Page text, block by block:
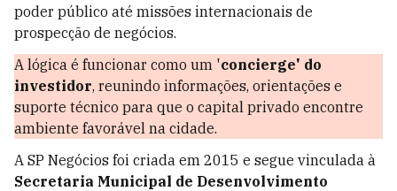
poder público até missões internacionais de
prospecção de negócios.
A lógica é funcionar como um 'concierge' do
investidor, reunindo informações, orientações e
suporte técnico para que o capital privado encontre
ambiente favorável na cidade.
A SP Negócios foi criada em 2015 e segue vinculada à
Secretaria Municipal de Desenvolvimento